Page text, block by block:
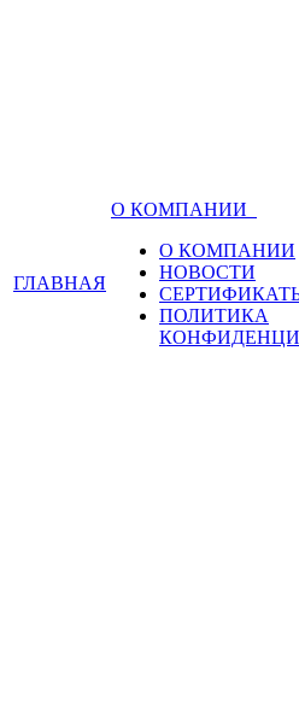
ГЛАВНАЯ
О КОМПАНИИ
О КОМПАНИИ
НОВОСТИ
ПОЛИТИКА